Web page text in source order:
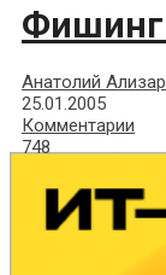
Фишинг
Анатолий Ализар
25.01.2005
Комментарии
748